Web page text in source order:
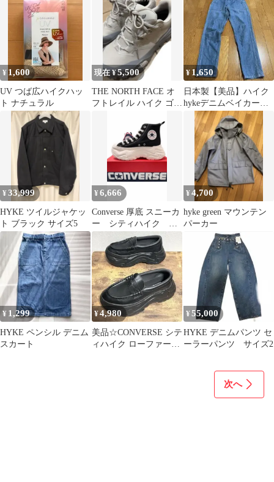
ドシャツ | 1 | ベージュ |
レディース
¥ 1,600
UV つば広ハイクハッ
ト ナチュラル
現在 ¥5,500
THE NORTH FACE オ
フトレイル ハイク ゴア
¥ 1,650
日本製【美品】ハイク
hykeデニムベイカーパ
ンツ1
¥33,999
HYKE ツイルジャケッ
ト ブラック サイズ5
¥6,666
Converse 厚底 スニーカ
ー シティハイク ブ
¥4,700
hyke green マウンテン
パーカー
¥ 1,299
HYKE ペンシル デニム
スカート
¥4,980
美品☆CONVERSE シテ
ィハイク ローファー
¥ 55,000
HYKE デニムパンツ セ
ーラーパンツ サイズ2
次へ